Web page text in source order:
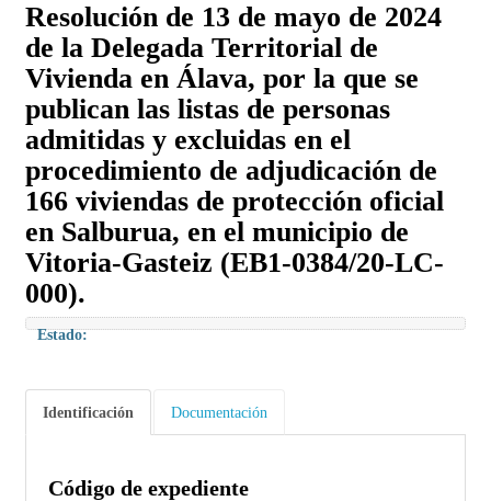
Resolución de 13 de mayo de 2024
de la Delegada Territorial de
Vivienda en Álava, por la que se
publican las listas de personas
admitidas y excluidas en el
procedimiento de adjudicación de
166 viviendas de protección oficial
en Salburua, en el municipio de
Vitoria-Gasteiz (EB1-0384/20-LC-
000).
Estado:
Identificación Documentación
Código de expediente